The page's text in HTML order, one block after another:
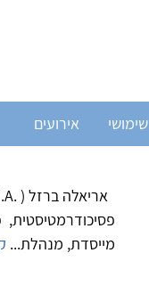
שימושי אירועים
מייסדת, מנהלת...